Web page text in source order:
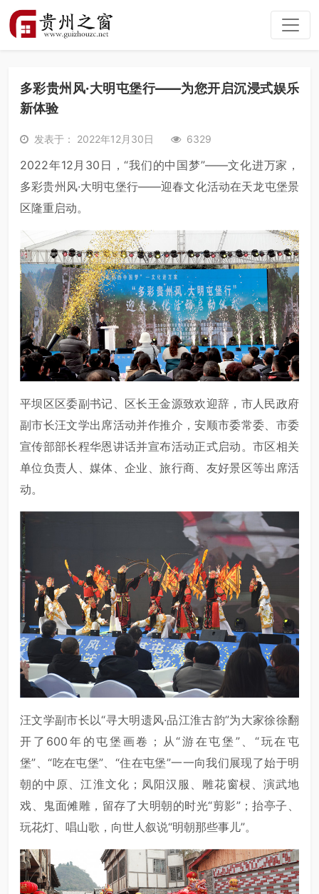
多彩贵州风·大明屯堡行——为您开启沉浸式娱乐
新体验
发表于： 2022年12月30日 6329
2022年12月30日，“我们的中国梦”——文化进万家，
多彩贵州风·大明屯堡行——迎春文化活动在天龙屯堡景
区隆重启动。
平坝区区委副书记、区长王金源致欢迎辞，市人民政府
副市长汪文学出席活动并作推介，安顺市委常委、市委
宣传部部长程华恩讲话并宣布活动正式启动。市区相关
单位负责人、媒体、企业、旅行商、友好景区等出席活
动。
汪文学副市长以“寻大明遗风·品江淮古韵”为大家徐徐翻
开了600年的屯堡画卷；从“游在屯堡”、“玩在屯
堡”、“吃在屯堡”、“住在屯堡”一一向我们展现了始于明
朝的中原、江淮文化；凤阳汉服、雕花窗棂、演武地
戏、鬼面傩雕，留存了大明朝的时光“剪影”；抬亭子、
玩花灯、唱山歌，向世人叙说“明朝那些事儿”。